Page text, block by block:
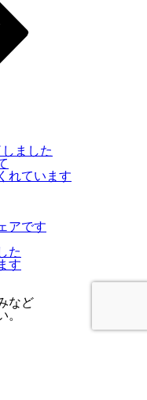
ました
れています
アです
た
す
など
。